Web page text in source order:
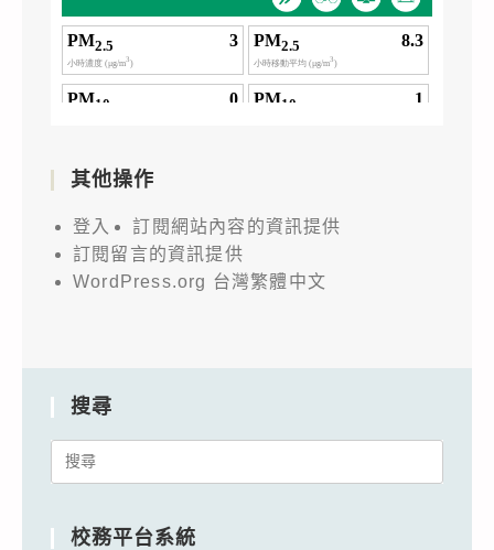
其他操作
登入
訂閱網站內容的資訊提供
訂閱留言的資訊提供
WordPress.org 台灣繁體中文
搜尋
Search
校務平台系統